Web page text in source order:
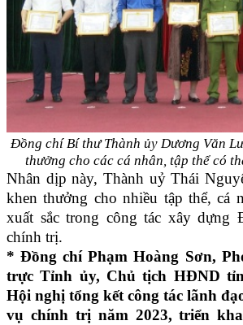
Đồng chí Bí thư Thành ủy Dương Văn
thưởng cho các cá nhân, tập thể có
Nhân dịp này, Thành uỷ Thái
khen thưởng cho nhiều tập thể, cá
xuất sắc trong công tác xây dựng
chính trị.
* Đồng chí Phạm Hoàng Sơn,
trực Tỉnh ủy, Chủ tịch HĐND
Hội nghị tổng kết công tác lãnh
vụ chính trị năm 2023, triển